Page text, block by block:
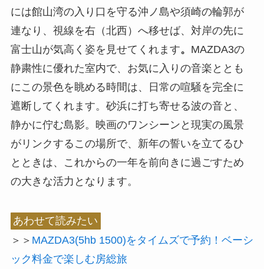
には館山湾の入り口を守る沖ノ島や須崎の輪郭が
連なり、視線を右（北西）へ移せば、対岸の先に
富士山が気高く姿を見せてくれます。 MAZDA3の
静粛性に優れた室内で、お気に入りの音楽ととも
にこの景色を眺める時間は、日常の喧騒を完全に
遮断してくれます。砂浜に打ち寄せる波の音と、
静かに佇む島影。映画のワンシーンと現実の風景
がリンクするこの場所で、新年の誓いを立てるひ
とときは、これからの一年を前向きに過ごすため
の大きな活力となります。
あわせて読みたい
＞＞ MAZDA3(5hb 1500)をタイムズで予約！ベーシ
ック料金で楽しむ房総旅